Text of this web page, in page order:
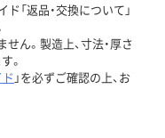
「返品・交換について」
ん。製造上、寸法・厚さ
。
」を必ずご確認の上、お